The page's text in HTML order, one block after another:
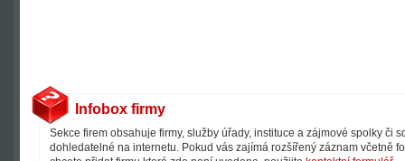
Infobox firmy
Sekce firem obsahuje firmy, služby úřady, instituce a zájmové spolky či
dohledatelné na internetu. Pokud vás zajímá rozšířený záznam včetně